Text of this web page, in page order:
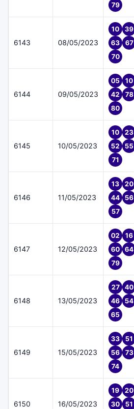
79
6143 08/05/2023
10
39
63
67
70
6144 09/05/2023
05
10
42
78
80
6145 10/05/2023
10
23
52
55
71
6146 11/05/2023
13
20
44
56
57
6147 12/05/2023
02
16
60
64
79
6148 13/05/2023
27
40
46
54
65
6149 15/05/2023
33
51
56
73
74
6150 16/05/2023
19
20
30
51